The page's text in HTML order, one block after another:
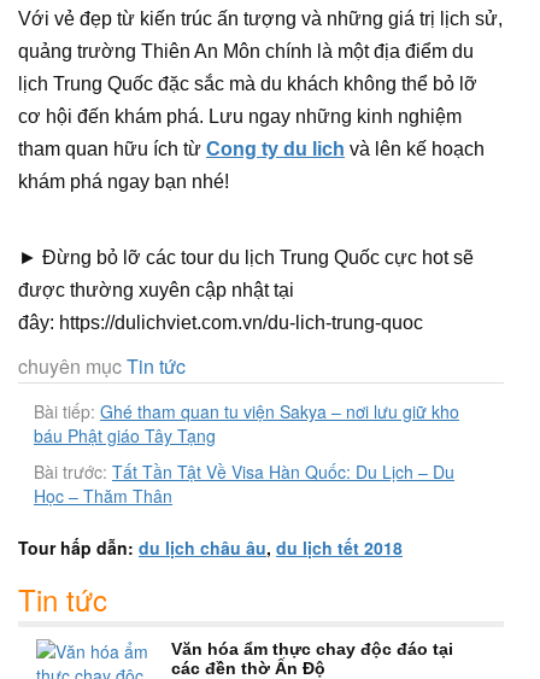
Với vẻ đẹp từ kiến trúc ấn tượng và những giá trị lịch sử,
quảng trường Thiên An Môn chính là một địa điểm du
lịch Trung Quốc đặc sắc mà du khách không thể bỏ lỡ
cơ hội đến khám phá. Lưu ngay những kinh nghiệm
tham quan hữu ích từ Cong ty du lich và lên kế hoạch
khám phá ngay bạn nhé!
► Đừng bỏ lỡ các tour du lịch Trung Quốc cực hot sẽ
được thường xuyên cập nhật tại
đây: https://dulichviet.com.vn/du-lich-trung-quoc
chuyên mụcTin tức
Bài tiếp: Ghé tham quan tu viện Sakya – nơi lưu giữ kho
báu Phật giáo Tây Tạng
Bài trước: Tất Tần Tật Về Visa Hàn Quốc: Du Lịch – Du
Học – Thăm Thân
Tour hấp dẫn: du lịch châu âu, du lịch tết 2018
Tin tức
Văn hóa ẩm thực chay độc đáo tại
các đền thờ Ấn Độ